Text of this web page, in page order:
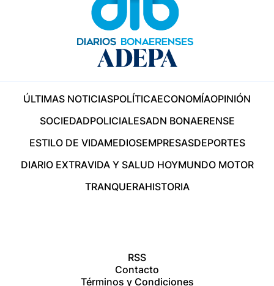
ÚLTIMAS NOTICIASPOLÍTICAECONOMÍAOPINIÓN
SOCIEDADPOLICIALESADN BONAERENSE
ESTILO DE VIDAMEDIOSEMPRESASDEPORTES
DIARIO EXTRAVIDA Y SALUD HOYMUNDO MOTOR
TRANQUERAHISTORIA
RSS
Contacto
Términos y Condiciones